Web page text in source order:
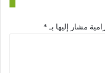
مشار إليها بـ *